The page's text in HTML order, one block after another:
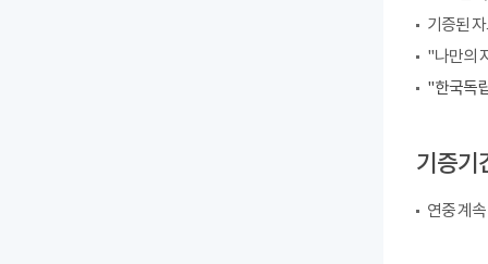
기증된
"나만의
"한국독
기증기
연중 계속